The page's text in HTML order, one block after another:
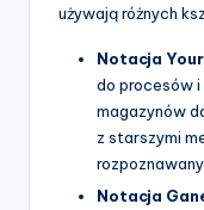
używają różnych
Notacja
do procesów
magazynów
z starszymi
rozpoznawany.
Notacja